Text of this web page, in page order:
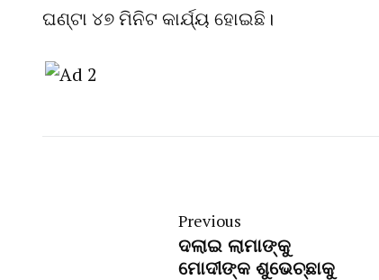
ଘଣ୍ଟା ୪୭ ମିନିଟ କାର୍ଯ୍ୟ ହୋଇଛି।
Previous
ଦଲାଇ ଲାମାଙ୍କୁ
ମୋଦୀଙ୍କ ଶୁଭେଚ୍ଛାକୁ